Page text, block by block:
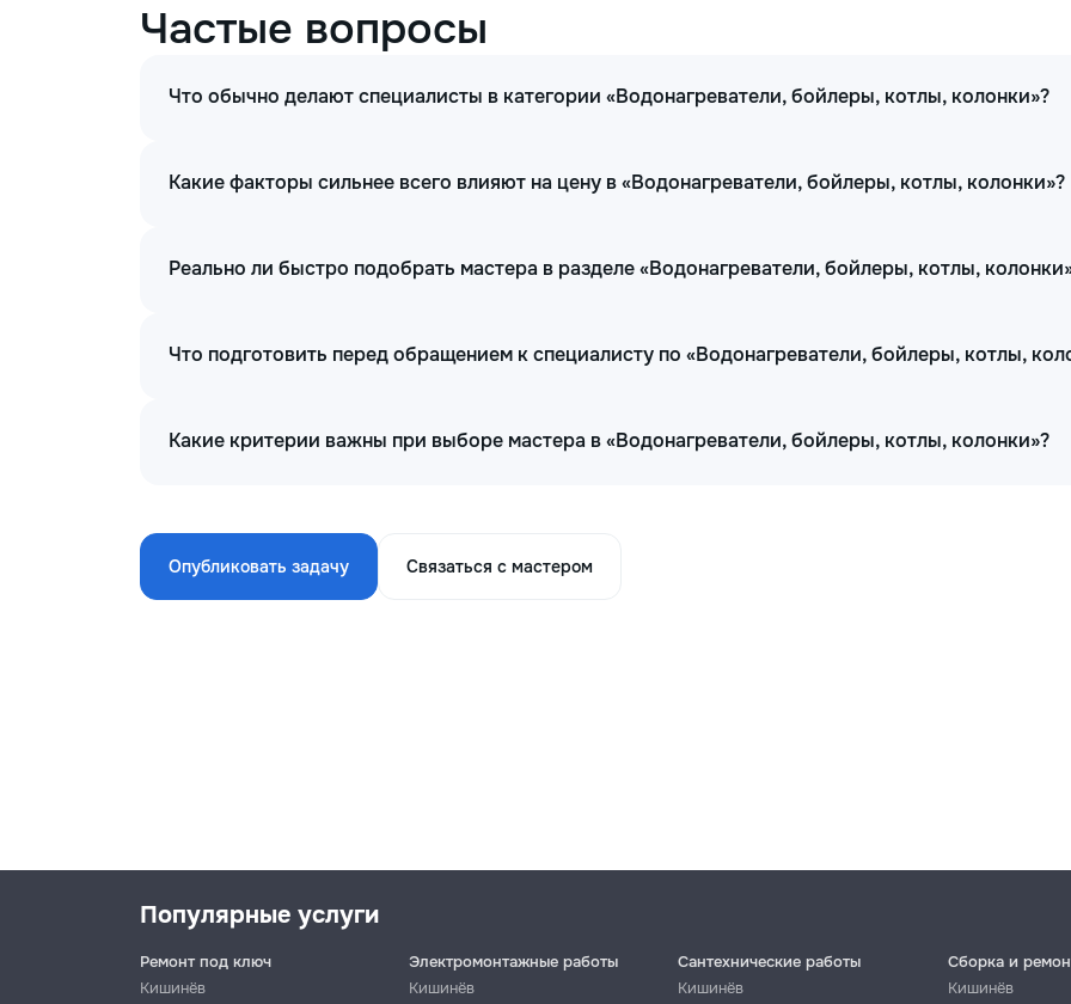
Частые вопросы
Что обычно делают специалисты в категории «Водонагреватели, бойлеры, котлы, колонки»?
Какие факторы сильнее всего влияют на цену в «Водонагреватели, бойлеры, котлы, колонки»?
Реально ли быстро подобрать мастера в разделе «Водонагреватели, бойлеры, котлы,
Что подготовить перед обращением к специалисту по «Водонагреватели, бойлеры, котлы,
Какие критерии важны при выборе мастера в «Водонагреватели, бойлеры, котлы, колонки»?
Опубликовать задачу Связаться с мастером
Популярные услуги
Ремонт под ключ
Кишинёв
Электромонтажные работы
Кишинёв
Сантехнические работы
Кишинёв
Сборка и
Кишинёв